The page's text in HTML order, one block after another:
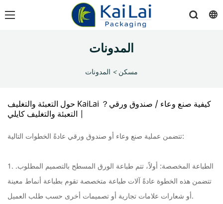
المدونات
مسكن > المدونات
حول التعبئة والتغليف KaiLai كيفية صنع وعاء / صندوق ورقي？
| التعبئة والتغليف كايلي
تتضمن عملية صنع وعاء أو صندوق ورقي عادةً الخطوات التالية:
1. الطباعة المخصصة: أولاً، تتم طباعة الورق المسطح بالتصميم المطلوب.
تتضمن هذه الخطوة عادةً آلات طباعة متخصصة تقوم بطباعة أنماط معينة
أو شعارات علامات تجارية أو تصميمات أخرى حسب طلب العميل.